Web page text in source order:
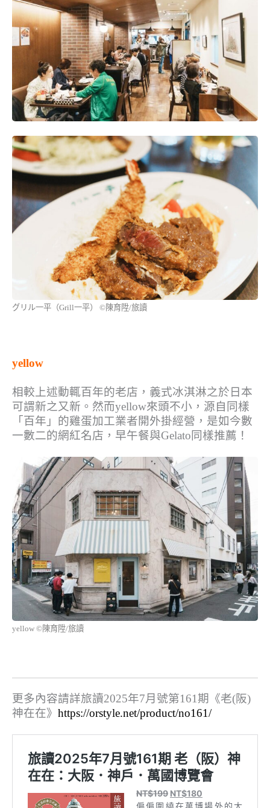
グリル一平（Grill一平） ©陳育陞/旅讀
yellow
相較上述動輒百年的老店，義式冰淇淋之於日本
可謂新之又新。然而yellow來頭不小，源自同樣
「百年」的雞蛋加工業者開外掛經營，是如今數
一數二的網紅名店，早午餐與Gelato同樣推薦！
yellow ©陳育陞/旅讀
更多內容請詳旅讀2025年7月號第161期《老(阪)
神在在》 https://orstyle.net/product/no161/